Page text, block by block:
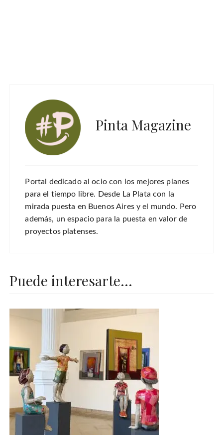
Pinta Magazine
Portal dedicado al ocio con los mejores planes
para el tiempo libre. Desde La Plata con la
mirada puesta en Buenos Aires y el mundo. Pero
además, un espacio para la puesta en valor de
proyectos platenses.
Puede interesarte...